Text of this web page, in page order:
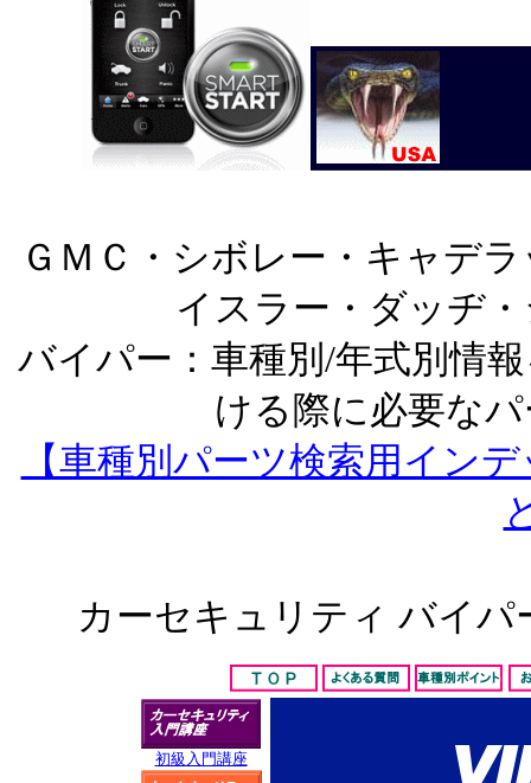
ＧＭＣ・シボレー・キャデ
イスラー・ダッヂ
バイパー：車種別/年式別情
ける際に必要な
【車種別パーツ検索用イン
カーセキュリティ バイ
初級入門講座